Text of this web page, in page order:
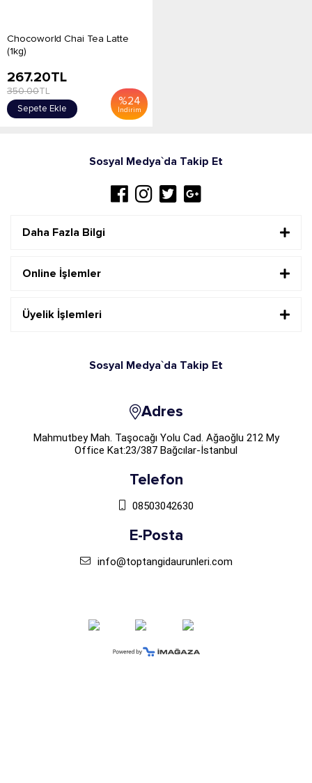
Chocoworld Chai Tea Latte
(1kg)
%24
İndirim
267.20TL
350.00TL
Sepete Ekle
Sosyal Medya`da Takip Et
Daha Fazla Bilgi
Online İşlemler
Üyelik İşlemleri
Sosyal Medya`da Takip Et
Adres
Mahmutbey Mah. Taşocağı Yolu Cad. Ağaoğlu 212 My
Office Kat:23/387 Bağcılar-İstanbul
Telefon
08503042630
E-Posta
info@toptangidaurunleri.com